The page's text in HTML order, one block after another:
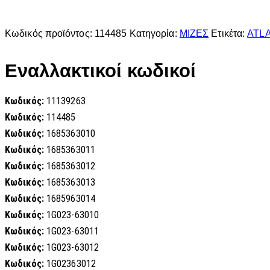
Κωδικός προϊόντος: 114485 Κατηγορία: ΜΙΖΕΣ Ετικέτα:
Εναλλακτικοί κωδικοί
Κωδικός: 11139263
Κωδικός: 114485
Κωδικός: 1685363010
Κωδικός: 1685363011
Κωδικός: 1685363012
Κωδικός: 1685363013
Κωδικός: 1685963014
Κωδικός: 1G023-63010
Κωδικός: 1G023-63011
Κωδικός: 1G023-63012
Κωδικός: 1G02363012